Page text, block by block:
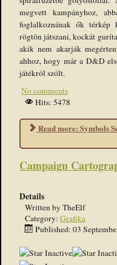
megvett kampányhoz,
foglalkoznának ők térkép
rögtön játszani, kockát
akik nem akarják
ahhoz, hogy már a D&D
játékról szólt.
No comments
Hits: 5478
Read more: Symbols
Campaign
Details
Written byTheElf
Category: Grafika
Published: 03